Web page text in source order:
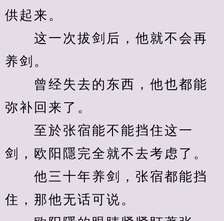
供起来。
这一次拔剑后，他就不会再
养剑。
曾经失去的东西，他也都能
弥补回来了。
至於张宿能不能挡住这一
剑，欧阳隱完全就不去考虑了。
他三十年养剑，张宿都能挡
住，那他无话可说。